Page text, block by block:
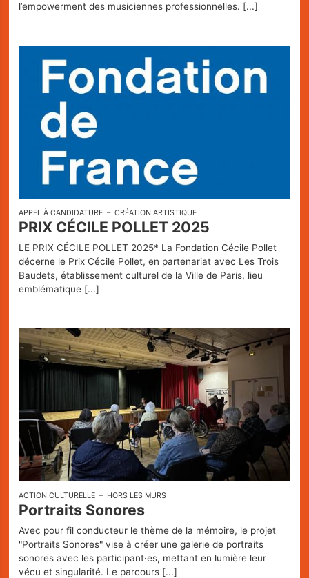
l’empowerment des musiciennes professionnelles. [...]
APPEL À CANDIDATURE CRÉATION ARTISTIQUE
PRIX CÉCILE POLLET 2025
LE PRIX CÉCILE POLLET 2025* La Fondation Cécile Pollet
décerne le Prix Cécile Pollet, en partenariat avec Les Trois
Baudets, établissement culturel de la Ville de Paris, lieu
emblématique [...]
ACTION CULTURELLE HORS LES MURS
Portraits Sonores
Avec pour fil conducteur le thème de la mémoire, le projet
"Portraits Sonores" vise à créer une galerie de portraits
sonores avec les participant·es, mettant en lumière leur
vécu et singularité. Le parcours [...]